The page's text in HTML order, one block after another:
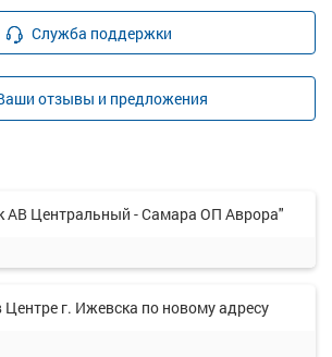
Служба поддержки
отзывы и предложения
АВ Центральный - Самара ОП Аврора"
Центре г. Ижевска по новому адресу